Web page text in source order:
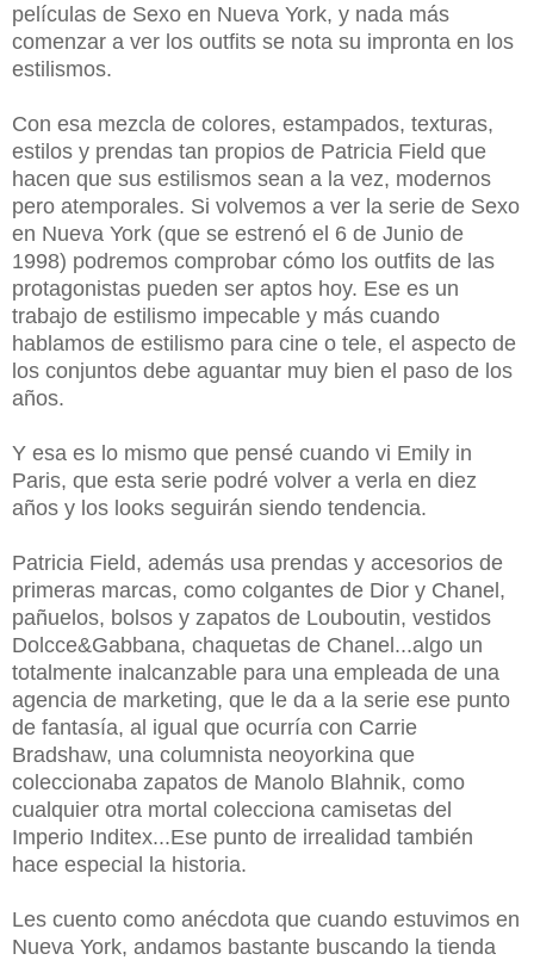
películas de Sexo en Nueva York, y nada más
comenzar a ver los outfits se nota su impronta en los
estilismos.
Con esa mezcla de colores, estampados, texturas,
estilos y prendas tan propios de Patricia Field que
hacen que sus estilismos sean a la vez, modernos
pero atemporales. Si volvemos a ver la serie de Sexo
en Nueva York (que se estrenó el 6 de Junio de
1998) podremos comprobar cómo los outfits de las
protagonistas pueden ser aptos hoy. Ese es un
trabajo de estilismo impecable y más cuando
hablamos de estilismo para cine o tele, el aspecto de
los conjuntos debe aguantar muy bien el paso de los
años.
Y esa es lo mismo que pensé cuando vi Emily in
Paris, que esta serie podré volver a verla en diez
años y los looks seguirán siendo tendencia.
Patricia Field, además usa prendas y accesorios de
primeras marcas, como colgantes de Dior y Chanel,
pañuelos, bolsos y zapatos de Louboutin, vestidos
Dolcce&Gabbana, chaquetas de Chanel...algo un
totalmente inalcanzable para una empleada de una
agencia de marketing, que le da a la serie ese punto
de fantasía, al igual que ocurría con Carrie
Bradshaw, una columnista neoyorkina que
coleccionaba zapatos de Manolo Blahnik, como
cualquier otra mortal colecciona camisetas del
Imperio Inditex...Ese punto de irrealidad también
hace especial la historia.
Les cuento como anécdota que cuando estuvimos en
Nueva York, andamos bastante buscando la tienda